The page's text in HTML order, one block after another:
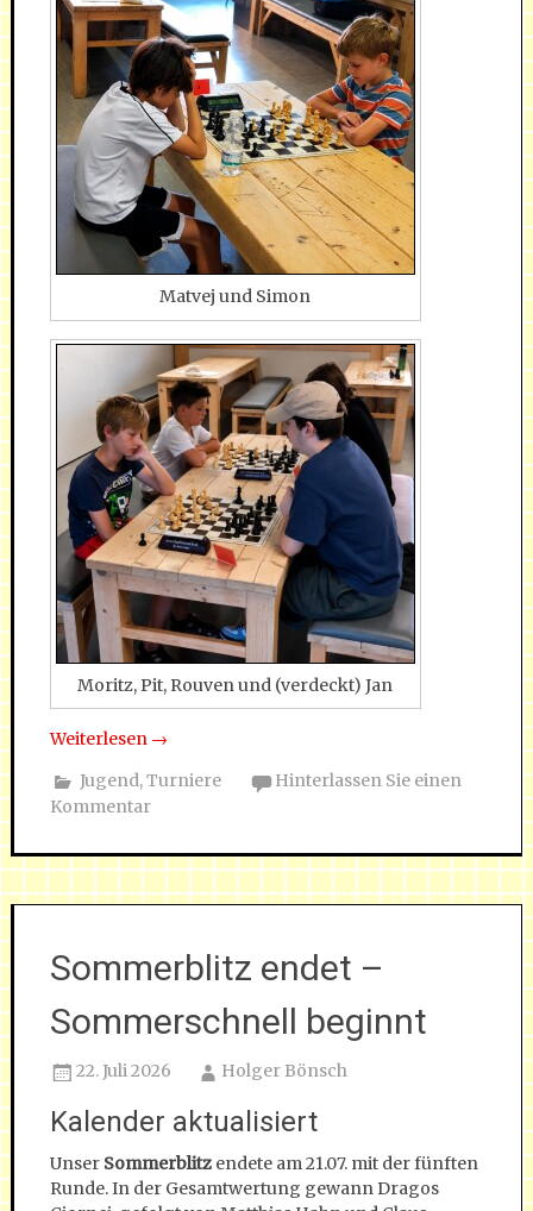
Matvej und Simon
Moritz, Pit, Rouven und (verdeckt) Jan
Weiterlesen →
Jugend,Turniere
Hinterlassen Sie einen
Kommentar
Sommerblitz endet –
Sommerschnell beginnt
22. Juli 2026 Holger Bönsch
Kalender aktualisiert
Unser Sommerblitzendete am 21.07. mit der fünften
Runde. In der Gesamtwertung gewann Dragos